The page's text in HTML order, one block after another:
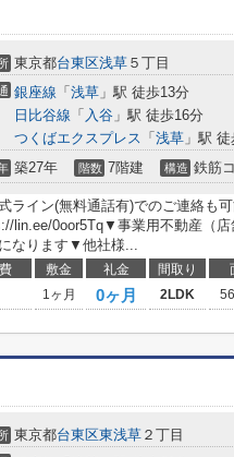
東京都台東区浅草 ５丁目
銀座線 「 浅草 」駅 徒歩13分
日比谷線 「 入谷 」駅 徒歩16分
つくばエクスプレス 「 浅草 」駅
築27年 階数 7階建 構造 鉄筋
ライン(無料通話有)でのご連絡も
lin.ee/0oor5Tq▼事業用不動産（
なります▼他社様...
敷金 礼金 間取り
1ヶ月 0ヶ月 2LDK
東京都台東区東浅草 ２丁目